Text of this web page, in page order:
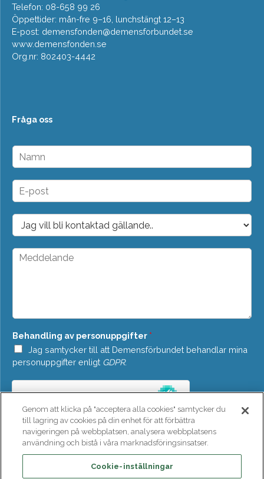
Telefon: 08-658 99 26
Öppettider: mån-fre 9–16, lunchstängt 12–13
E-post: demensfonden@demensforbundet.se
www.demensfonden.se
Org.nr: 802403-4442
Fråga oss
N
m
n
E
p
o
t
*
D
o
p
M
a
d
e
*
Behandling av personuppgifter *
Jag samtycker till att Demensförbundet behandlar mina
personuppgifter enligt GDPR.
SKICKA
Genom att klicka på "acceptera alla cookies" samtycker du
till lagring av cookies på din enhet för att förbättra
navigeringen på webbplatsen, analysera webbplatsens
användning och bistå i våra marknadsföringsinsatser.
Cookie-inställningar